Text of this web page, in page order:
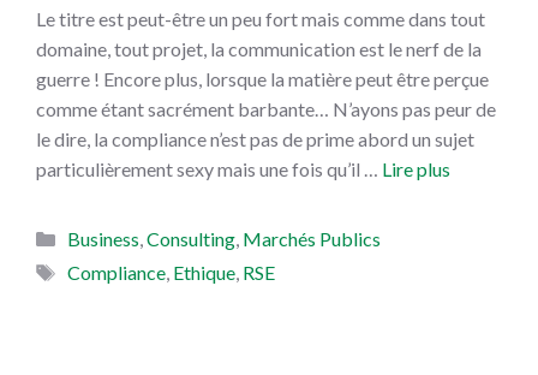
Le titre est peut-être un peu fort mais comme dans tout
domaine, tout projet, la communication est le nerf de la
guerre ! Encore plus, lorsque la matière peut être perçue
comme étant sacrément barbante… N’ayons pas peur de
le dire, la compliance n’est pas de prime abord un sujet
particulièrement sexy mais une fois qu’il … Lire plus
Catégories
Business Consulting, Marchés Publics
Étiquettes
Compliance, Ethique, RSE